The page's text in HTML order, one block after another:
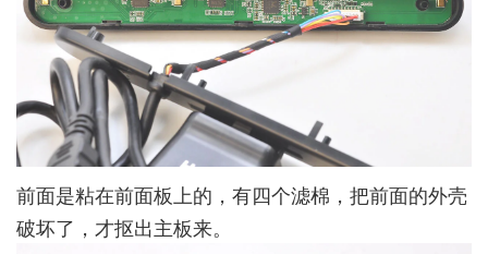
前面是粘在前面板上的，有四个滤棉，把前面的外壳
破坏了，才抠出主板来。